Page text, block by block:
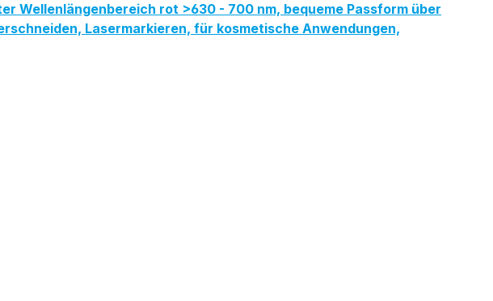
Wellenlängenbereich rot >630 - 700 nm, bequeme Passform über
Lasermarkieren, für kosmetische Anwendungen,